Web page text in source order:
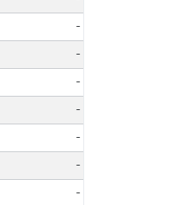
-
-
-
-
-
-
-